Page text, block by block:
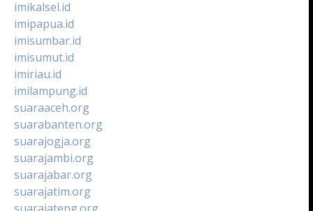
imikalsel.id
imipapua.id
imisumbar.id
imisumut.id
imiriau.id
imilampung.id
suaraaceh.org
suarabanten.org
suarajogja.org
suarajambi.org
suarajabar.org
suarajatim.org
suarajateng.org